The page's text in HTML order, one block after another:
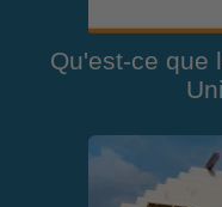
Qu'est-ce que